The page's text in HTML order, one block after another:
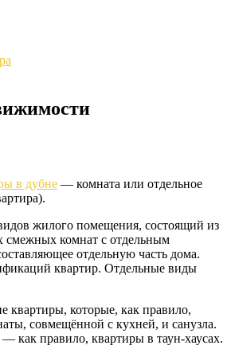
в дубне — комната или отдельное
жилого помещения, состоящий из
смежных комнат с отдельным
отдельную часть дома.
квартир. Отдельные виды
квартиры, которые, как правило,
совмещённой с кухней, и санузла.
как правило, квартиры в таун-хаусах.